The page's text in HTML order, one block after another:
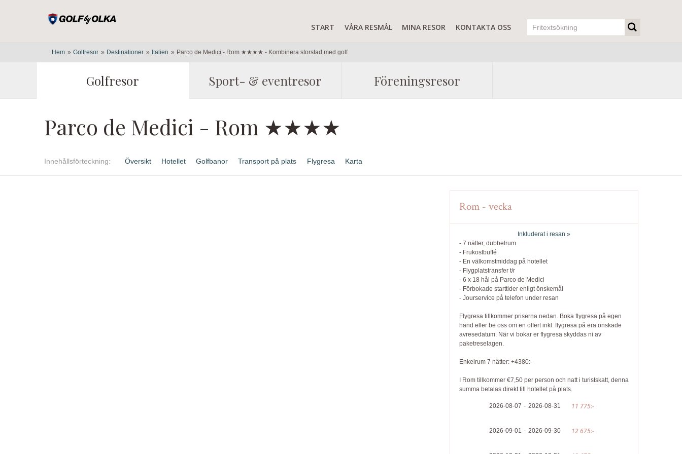
START VÅRA RESMÅL MINA RESOR KONTAKTA OSS
Hem » Golfresor » Destinationer » Italien » Parco de Medici - Rom ★★★★ - Kombinera storstad med golf
Golfresor Sport- & eventresor Föreningsresor
Parco de Medici - Rom ★★★★
Innehållsförteckning Översikt Hotellet Golfbanor Transport på plats Flygresa Karta
Rom - vecka
Inkluderat i resan »
- 7 nätter, dubbelrum
- Frukostbuffé
- En välkomstmiddag på hotellet
- Flygplatstransfer t/r
- 6 x 18 hål på Parco de Medici
- Förbokade starttider enligt önskemål
- Jourservice på telefon under resan
Flygresa tillkommer priserna nedan. Boka flygresa på egen
hand eller be oss om en offert inkl. flygresa på era önskade
avresedatum. När vi bokar er flygresa skyddas ni av
paketreselagen.
Enkelrum 7 nätter: +4380:-
I Rom tillkommer €7,50 per person och natt i turistskatt, denna
summa betalas direkt till hotellet på plats.
2026-08-07 2026-08-31 11 775:-
2026-09-01 2026-09-30 12 675:-